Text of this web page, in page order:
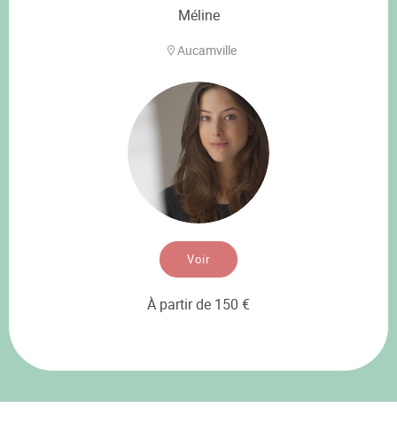
Méline
Aucamville
Voir
À partir de 150 €